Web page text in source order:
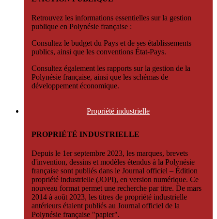
Retrouvez les informations essentielles sur la gestion
publique en Polynésie française :
Consultez le budget du Pays et de ses établissements
publics, ainsi que les conventions État-Pays.
Consultez également les rapports sur la gestion de la
Polynésie française, ainsi que les schémas de
développement économique.
Propriété industrielle
PROPRIÉTÉ INDUSTRIELLE
Depuis le 1er septembre 2023, les marques, brevets
d'invention, dessins et modèles étendus à la Polynésie
française sont publiés dans le Journal officiel – Édition
propriété industrielle (JOPI), en version numérique. Ce
nouveau format permet une recherche par titre. De mars
2014 à août 2023, les titres de propriété industrielle
antérieurs étaient publiés au Journal officiel de la
Polynésie française "papier".